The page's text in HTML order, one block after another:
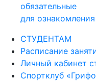
обязательные
для ознакомления
СТУДЕНТАМ
Расписание
Личный кабинет
Спортклуб